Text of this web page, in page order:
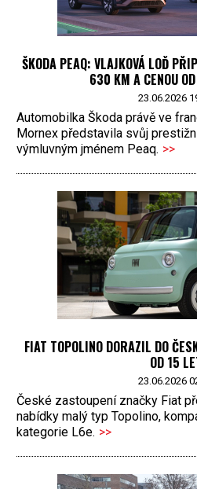
ŠKODA PEAQ: VLAJKOVÁ LOĎ
630 KM A CENOU
23.06.2026
Automobilka Škoda právě ve
Mornex představila svůj
výmluvným jménem Peaq. >>
FIAT TOPOLINO DORAZIL DO
OD 15
23.06.2026
České zastoupení značky Fiat
nabídky malý typ Topolino,
kategorie L6e. >>